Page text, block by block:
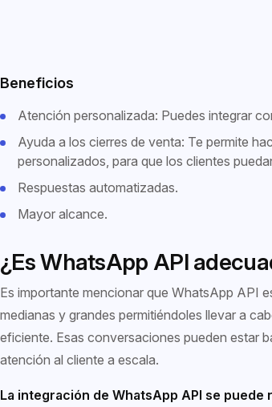
Beneficios
Atención personalizada: Puedes integrar
Ayuda a los cierres de venta: Te permite
personalizados, para que los clientes
Respuestas automatizadas.
Mayor alcance.
¿Es WhatsApp API
Es importante mencionar que WhatsApp API
medianas y grandes permitiéndoles llevar a
eficiente. Esas conversaciones pueden estar
atención al cliente a escala.
La integración de WhatsApp API se